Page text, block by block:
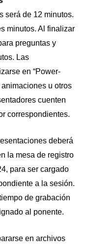
será de 12 minutos.
minutos. Al finalizar
preguntas y
Las
en “Power‐
u otros
cuenten
correspondientes.
deberá
la mesa de registro
para ser cargado
a la sesión.
de grabación
al ponente.
en archivos